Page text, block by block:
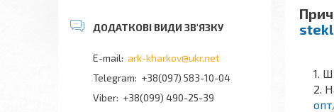
ark-kharkov@ukr.net
+38(097) 583-10-04
+38(099) 490-25-39